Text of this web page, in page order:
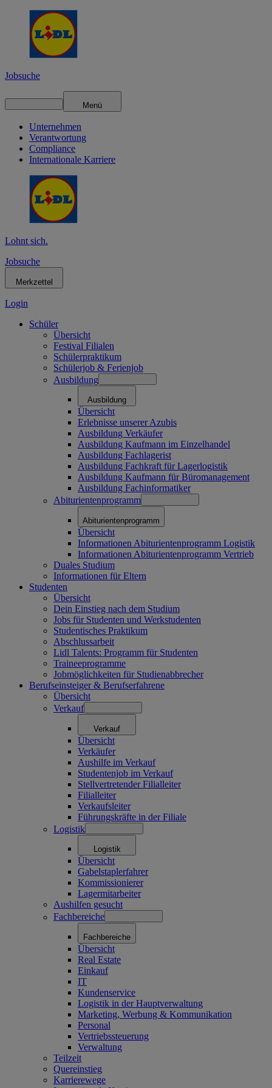
Jobsuche
Menü
Unternehmen
Verantwortung
Compliance
Internationale Karriere
Lohnt sich.
Jobsuche
Merkzettel
Login
Schüler
Übersicht
Festival Filialen
Schülerpraktikum
Schülerjob & Ferienjob
Ausbildung
Ausbildung
Übersicht
Erlebnisse unserer Azubis
Ausbildung Verkäufer
Ausbildung Kaufmann im Einzelhandel
Ausbildung Fachlagerist
Ausbildung Fachkraft für Lagerlogistik
Ausbildung Kaufmann für Büromanagement
Ausbildung Fachinformatiker
Abiturientenprogramm
Abiturientenprogramm
Übersicht
Informationen Abiturientenprogramm Logistik
Informationen Abiturientenprogramm Vertrieb
Duales Studium
Informationen für Eltern
Studenten
Übersicht
Dein Einstieg nach dem Studium
Jobs für Studenten und Werkstudenten
Studentisches Praktikum
Abschlussarbeit
Lidl Talents: Programm für Studenten
Traineeprogramme
Jobmöglichkeiten für Studienabbrecher
Berufseinsteiger & Berufserfahrene
Übersicht
Verkauf
Verkauf
Übersicht
Verkäufer
Aushilfe im Verkauf
Studentenjob im Verkauf
Stellvertretender Filialleiter
Filialleiter
Verkaufsleiter
Führungskräfte in der Filiale
Logistik
Logistik
Übersicht
Gabelstaplerfahrer
Kommissionierer
Lagermitarbeiter
Aushilfen gesucht
Fachbereiche
Fachbereiche
Übersicht
Real Estate
Einkauf
IT
Kundenservice
Logistik in der Hauptverwaltung
Marketing, Werbung & Kommunikation
Personal
Vertriebssteuerung
Verwaltung
Teilzeit
Quereinstieg
Karrierewege